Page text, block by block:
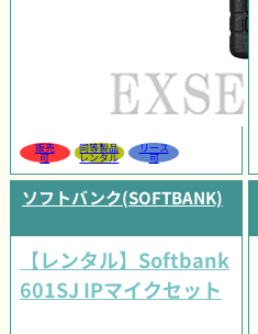
販売
可
同等製品
レンタル
リース
可
ソフトバンク(SOFTBANK)
【レンタル】Softbank
601SJ IPマイクセット